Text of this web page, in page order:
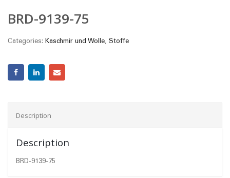
BRD-9139-75
Categories: Kaschmir und Wolle, Stoffe
Description
Description
BRD-9139-75